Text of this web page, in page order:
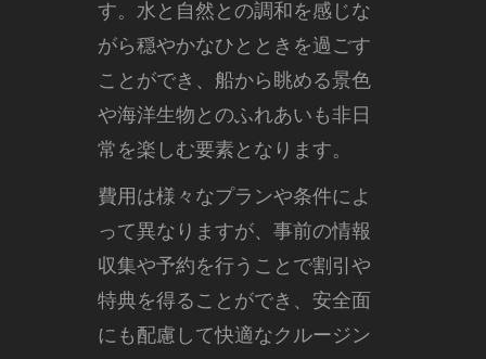
す。水と自然との調和を感じな
がら穏やかなひとときを過ごす
ことができ、船から眺める景色
や海洋生物とのふれあいも非日
常を楽しむ要素となります。
費用は様々なプランや条件によ
って異なりますが、事前の情報
収集や予約を行うことで割引や
特典を得ることができ、安全面
にも配慮して快適なクルージン